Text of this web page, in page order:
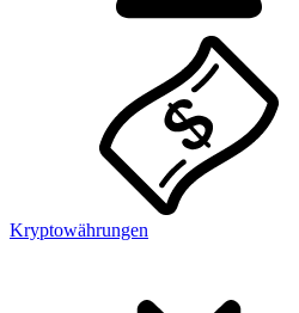
Kryptowährungen